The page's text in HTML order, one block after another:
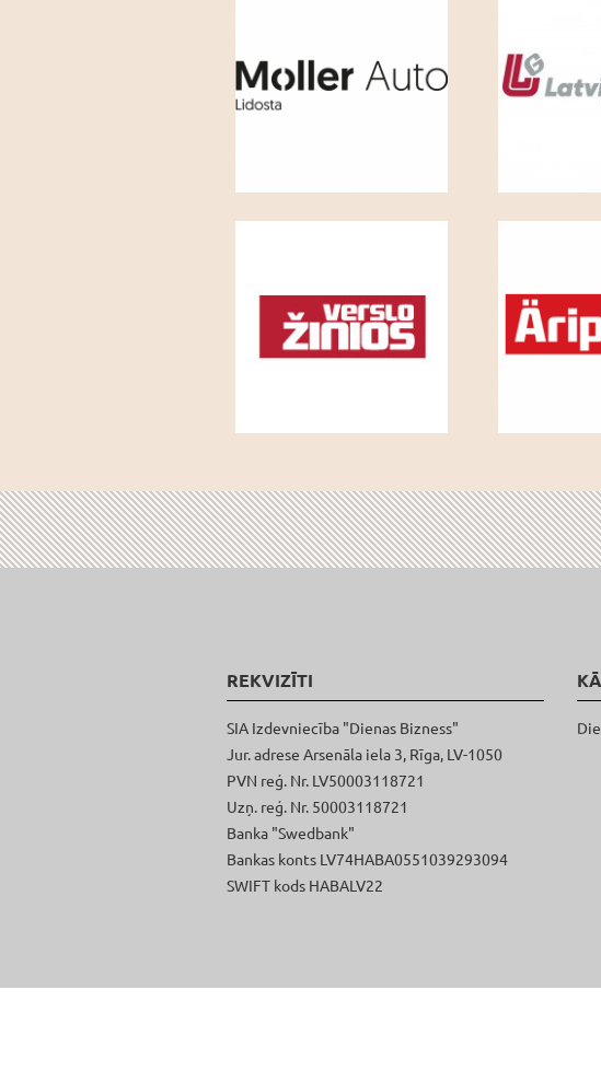
REKVIZĪTI
SIA Izdevniecība "Dienas Bizness"
Jur. adrese Arsenāla iela 3, Rīga, LV-1050
PVN reģ. Nr. LV50003118721
Uzņ. reģ. Nr. 50003118721
Banka "Swedbank"
Bankas konts LV74HABA0551039293094
SWIFT kods HABALV22